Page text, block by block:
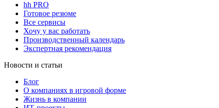
hh PRO
Готовое резюме
Все сервисы
Хочу у вас работать
Производственный календарь
Экспертная рекомендация
Новости и статьи
Блог
О компаниях в игровой форме
Жизнь в компании